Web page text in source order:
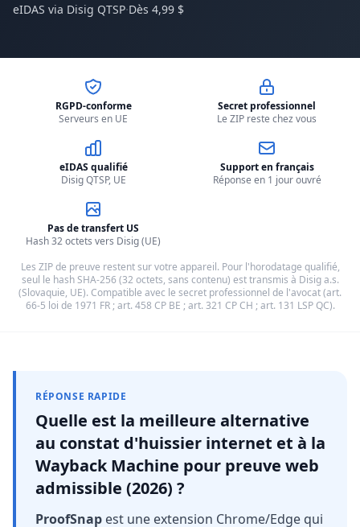
eIDAS via Disig QTSP·Dès 4,99 $
RGPD-conforme
Serveurs en UE
Secret professionnel
Le ZIP reste chez vous
eIDAS qualifié
Disig QTSP, UE
Support en français
Réponse en 1 jour ouvré
Pas de transfert US
Hash 32 octets vers Disig (UE)
Les ZIP de preuve restent sur votre appareil. Pour l'horodatage qualifié,
seul le hash SHA-256 (32 octets, sans contenu) est transmis à Disig a.s.
(Slovaquie, UE). Compatible avec le secret professionnel de l'avocat (art.
66-5 loi de 1971 FR ; art. 458 CP BE ; art. 321 CP CH ; art. 131 LSP QC).
RÉPONSE RAPIDE
Quelle est la meilleure alternative
au constat d'huissier internet et à la
Wayback Machine pour preuve web
admissible (2026) ?
ProofSnap est une extension Chrome/Edge qui